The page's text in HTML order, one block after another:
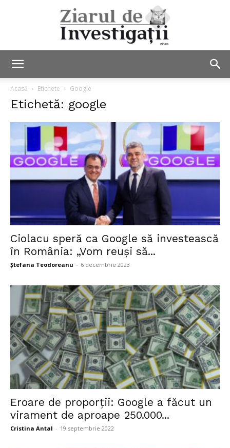
Investigații
Acasă Etichete Google
Etichetă: google
Ciolacu speră ca Google să investească
în România: „Vom reuși să...
Ștefana Teodoreanu - 6 decembrie 2023
Eroare de proporții: Google a făcut un
virament de aproape 250.000...
Cristina Antal - 19 septembrie 2022